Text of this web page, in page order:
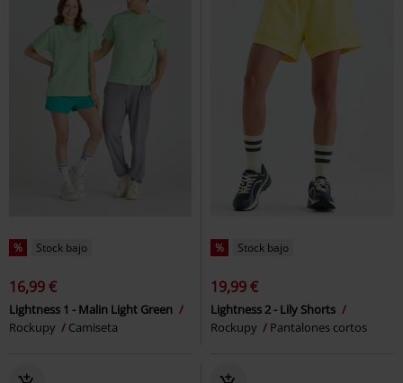
% Stock bajo
16,99 €
Lightness 1 - Malin Light Green
Rockupy
Camiseta
% Stock bajo
19,99 €
Lightness 2 - Lily Shorts
Rockupy
Pantalones cortos